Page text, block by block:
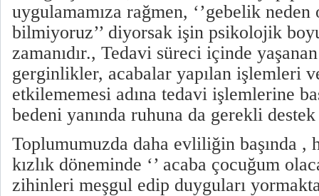
uygulamamıza rağmen, ‘’gebelik neden
bilmiyoruz’’ diyorsak işin psikolojik
zamanıdır., Tedavi süreci içinde
gerginlikler, acabalar yapılan işlemleri
etkilememesi adına tedavi işlemlerine
bedeni yanında ruhuna da gerekli destek
Toplumumuzda daha evliliğin başında ,
kızlık döneminde ‘’ acaba çocuğum
zihinleri meşgul edip duyguları